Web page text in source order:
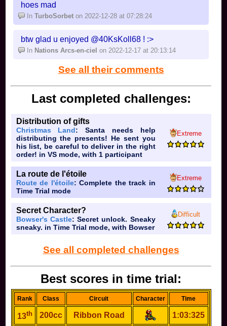
hoes mad
InTurboSorbet on 2022-12-28 at 07:28:24
btw glad u enjoyed @40KsKoll68 ! :>
In Nations Arcs-en-ciel on 2022-12-17 at 20:13:14
See all their comments
Last completed challenges:
Distribution of gifts
Christmas Land: Santa needs help
distributing the presents! He sent you
his list, be careful to deliver in the right
order! in VS mode, with 1 participant
Extreme
La route de l'étoile
Route de l'étoile: Complete the track in
Time Trial mode
Extreme
Secret Character?
Bowser's Castle: Secret unlock. Sneaky
sneaky. in Time Trial mode, with Bowser
Difficult
See all completed challenges
Best scores in time trial:
Rank Class Circuit Character Time
13th 200cc Ribbon Road 1:03:325